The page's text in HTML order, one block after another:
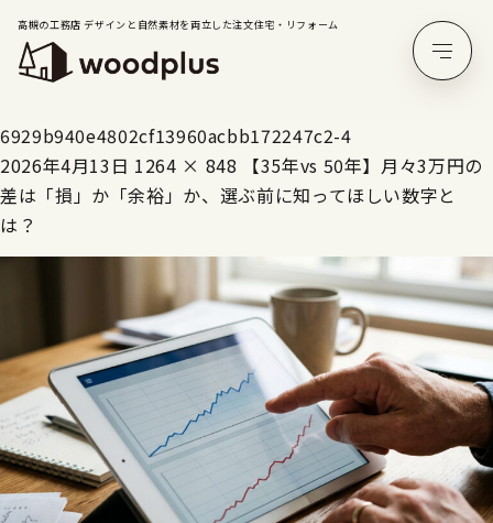
高槻の工務店 デザインと自然素材を両立した注文住宅・リフォーム
6929b940e4802cf13960acbb172247c2-4
2026年4月13日 1264 × 848
【35年vs 50年】月々3万円の
差は「損」か「余裕」か、選ぶ前に知ってほしい数字と
は？